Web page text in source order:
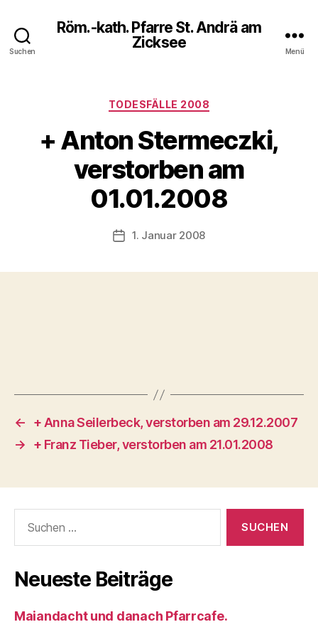
Suchen
Röm.-kath. Pfarre St. Andrä am
Zicksee
Menü
Kategorien
TODESFÄLLE 2008
+ Anton Stermeczki,
verstorben am
01.01.2008
Veröffentlichungsdatum
1. Januar 2008
←
+ Anna Seilerbeck, verstorben am 29.12.2007
→
+ Franz Tieber, verstorben am 21.01.2008
nach:
Neueste Beiträge
Maiandacht und danach Pfarrcafe.